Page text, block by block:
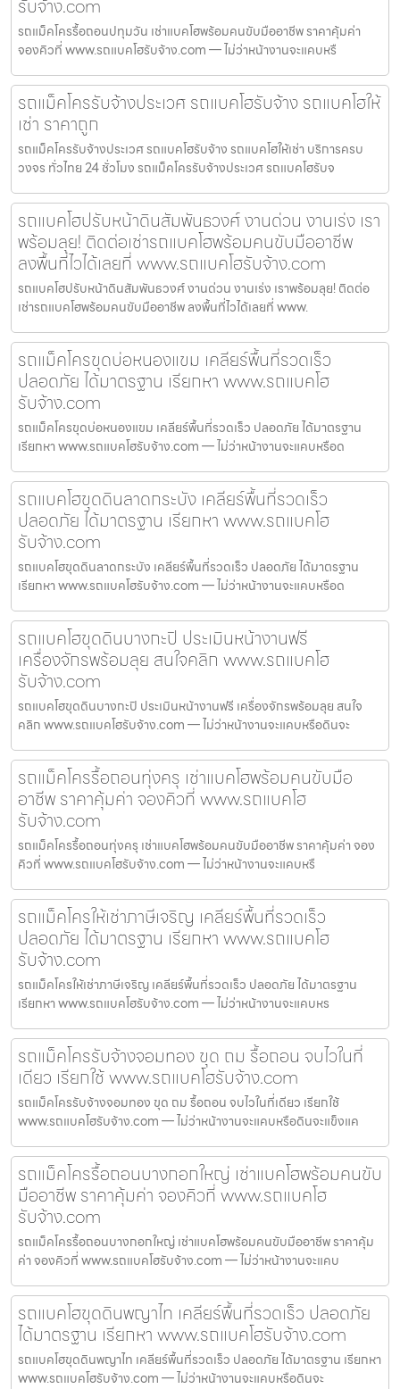
รับจ้าง.com
รถแม็คโครรื้อถอนปทุมวัน เช่าแบคโฮพร้อมคนขับมืออาชีพ ราคาคุ้มค่า
จองคิวที่ www.รถแบคโฮรับจ้าง.com — ไม่ว่าหน้างานจะแคบหรื
รถแม็คโครรับจ้างประเวศ รถแบคโฮรับจ้าง รถแบคโฮให้
เช่า ราคาถูก
รถแม็คโครรับจ้างประเวศ รถแบคโฮรับจ้าง รถแบคโฮให้เช่า บริการครบ
วงจร ทั่วไทย 24 ชั่วโมง รถแม็คโครรับจ้างประเวศ รถแบคโฮรับจ
รถแบคโฮปรับหน้าดินสัมพันธวงศ์ งานด่วน งานเร่ง เรา
พร้อมลุย! ติดต่อเช่ารถแบคโฮพร้อมคนขับมืออาชีพ
ลงพื้นที่ไวได้เลยที่ www.รถแบคโฮรับจ้าง.com
รถแบคโฮปรับหน้าดินสัมพันธวงศ์ งานด่วน งานเร่ง เราพร้อมลุย! ติดต่อ
เช่ารถแบคโฮพร้อมคนขับมืออาชีพ ลงพื้นที่ไวได้เลยที่ www.
รถแม็คโครขุดบ่อหนองแขม เคลียร์พื้นที่รวดเร็ว
ปลอดภัย ได้มาตรฐาน เรียกหา www.รถแบคโฮ
รับจ้าง.com
รถแม็คโครขุดบ่อหนองแขม เคลียร์พื้นที่รวดเร็ว ปลอดภัย ได้มาตรฐาน
เรียกหา www.รถแบคโฮรับจ้าง.com — ไม่ว่าหน้างานจะแคบหรือด
รถแบคโฮขุดดินลาดกระบัง เคลียร์พื้นที่รวดเร็ว
ปลอดภัย ได้มาตรฐาน เรียกหา www.รถแบคโฮ
รับจ้าง.com
รถแบคโฮขุดดินลาดกระบัง เคลียร์พื้นที่รวดเร็ว ปลอดภัย ได้มาตรฐาน
เรียกหา www.รถแบคโฮรับจ้าง.com — ไม่ว่าหน้างานจะแคบหรือด
รถแบคโฮขุดดินบางกะปิ ประเมินหน้างานฟรี
เครื่องจักรพร้อมลุย สนใจคลิก www.รถแบคโฮ
รับจ้าง.com
รถแบคโฮขุดดินบางกะปิ ประเมินหน้างานฟรี เครื่องจักรพร้อมลุย สนใจ
คลิก www.รถแบคโฮรับจ้าง.com — ไม่ว่าหน้างานจะแคบหรือดินจะ
รถแม็คโครรื้อถอนทุ่งครุ เช่าแบคโฮพร้อมคนขับมือ
อาชีพ ราคาคุ้มค่า จองคิวที่ www.รถแบคโฮ
รับจ้าง.com
รถแม็คโครรื้อถอนทุ่งครุ เช่าแบคโฮพร้อมคนขับมืออาชีพ ราคาคุ้มค่า จอง
คิวที่ www.รถแบคโฮรับจ้าง.com — ไม่ว่าหน้างานจะแคบหรื
รถแม็คโครให้เช่าภาษีเจริญ เคลียร์พื้นที่รวดเร็ว
ปลอดภัย ได้มาตรฐาน เรียกหา www.รถแบคโฮ
รับจ้าง.com
รถแม็คโครให้เช่าภาษีเจริญ เคลียร์พื้นที่รวดเร็ว ปลอดภัย ได้มาตรฐาน
เรียกหา www.รถแบคโฮรับจ้าง.com — ไม่ว่าหน้างานจะแคบหร
รถแม็คโครรับจ้างจอมทอง ขุด ถม รื้อถอน จบไวในที่
เดียว เรียกใช้ www.รถแบคโฮรับจ้าง.com
รถแม็คโครรับจ้างจอมทอง ขุด ถม รื้อถอน จบไวในที่เดียว เรียกใช้
www.รถแบคโฮรับจ้าง.com — ไม่ว่าหน้างานจะแคบหรือดินจะแข็งแค
รถแม็คโครรื้อถอนบางกอกใหญ่ เช่าแบคโฮพร้อมคนขับ
มืออาชีพ ราคาคุ้มค่า จองคิวที่ www.รถแบคโฮ
รับจ้าง.com
รถแม็คโครรื้อถอนบางกอกใหญ่ เช่าแบคโฮพร้อมคนขับมืออาชีพ ราคาคุ้ม
ค่า จองคิวที่ www.รถแบคโฮรับจ้าง.com — ไม่ว่าหน้างานจะแคบ
รถแบคโฮขุดดินพญาไท เคลียร์พื้นที่รวดเร็ว ปลอดภัย
ได้มาตรฐาน เรียกหา www.รถแบคโฮรับจ้าง.com
รถแบคโฮขุดดินพญาไท เคลียร์พื้นที่รวดเร็ว ปลอดภัย ได้มาตรฐาน เรียกหา
www.รถแบคโฮรับจ้าง.com — ไม่ว่าหน้างานจะแคบหรือดินจะ